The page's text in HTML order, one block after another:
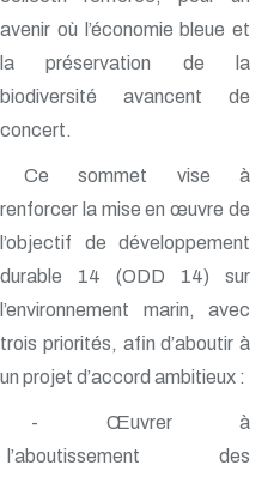
avenir où l’économie bleue et
la préservation de la
biodiversité avancent de
concert.
Ce sommet vise à
renforcer la mise en œuvre de
l’objectif de développement
durable 14 (ODD 14) sur
l’environnement marin, avec
trois priorités, afin d’aboutir à
un projet d’accord ambitieux :
- Œuvrer à
l’aboutissement des